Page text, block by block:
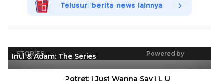
Telusuri berita news lainnya